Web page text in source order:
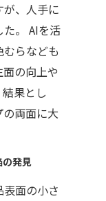
、人手に
。 AIを活
らなども
の向上や
果とし
両面に大
発見
面の小さ